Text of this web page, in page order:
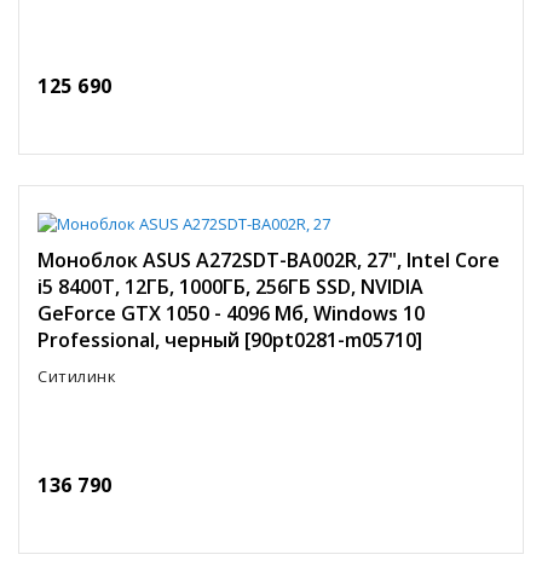
125 690
Моноблок ASUS A272SDT-BA002R, 27", Intel Core
i5 8400T, 12ГБ, 1000ГБ, 256ГБ SSD, NVIDIA
GeForce GTX 1050 - 4096 Мб, Windows 10
Professional, черный [90pt0281-m05710]
Ситилинк
136 790